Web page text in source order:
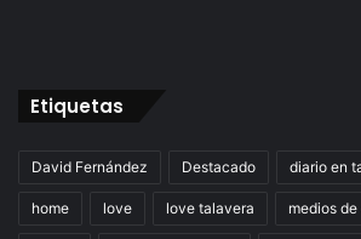
Etiquetas
David Fernández Destacado diario en
home love love talavera medios